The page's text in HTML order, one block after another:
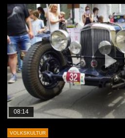
08:14
VOLKSKULTUR